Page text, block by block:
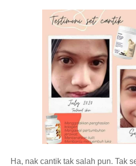
Ha, nak cantik tak salah pun. Tak